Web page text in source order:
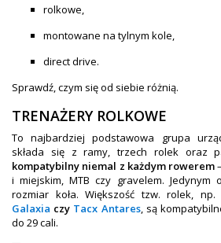
OBAKU DENMARK ZEGARKI
POLECANE PRODUKTY
WYPRZEDAŻ
rolkowe,
montowane na tylnym kole,
direct drive.
Sprawdź, czym się od siebie różnią.
TRENAŻERY ROLKOWE
To najbardziej podstawowa grupa
składa się z ramy, trzech rolek oraz
kompatybilny niemal z każdym rowerem
i miejskim, MTB czy gravelem. Jedynym
rozmiar koła. Większość tzw. rolek,
Galaxia czy Tacx Antares, są
do 29 cali.